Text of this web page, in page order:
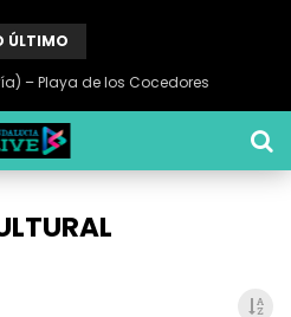
ÚLTIMO
– Playa de los Cocedores